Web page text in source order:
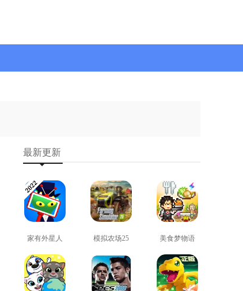
最新更新
家有外星人
免费版
查看
模拟农场25
免费版
查看
美食梦物语
正版
查看